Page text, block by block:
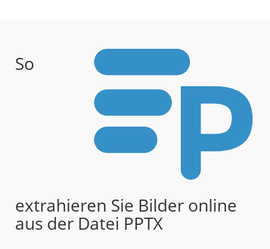
So
extrahieren Sie Bilder online
aus der Datei PPTX